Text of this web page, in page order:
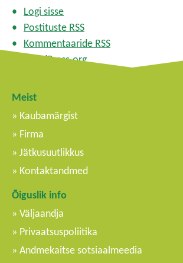
Logi sisse
Postituste RSS
Kommentaaride RSS
WordPress.org
Meist
Kaubamärgist
Firma
Jätkusuutlikkus
Kontaktandmed
Õiguslik info
Väljaandja
Privaatsuspoliitika
Andmekaitse sotsiaalmeedia